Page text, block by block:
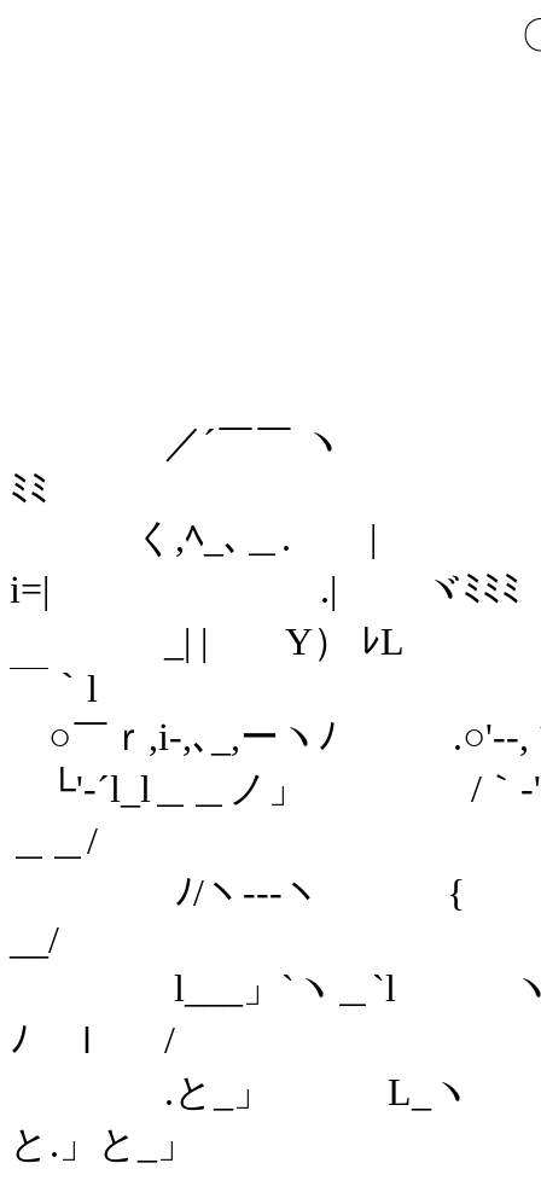
〇､//ﾄ ｲ
／´￣￣ ヽ /´
ﾐﾐ
く,ﾍ_､＿.ゝ |
i=| .| ヾﾐﾐﾐ
_| | Y） ﾚL
￣｀l
○￣ｒ,i-,､_,ーヽﾉ .○'--,
└'-´l_l＿＿ノ」 /
＿＿/
ﾉ/ヽ---ヽ { ﾍ
__/
l___」`ヽ＿
ﾉ ｌ /
.と_」 L_ヽ ヽ_
と.」と_」